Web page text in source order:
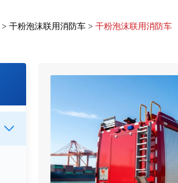
> 干粉泡沫联用消防车 > 干粉泡沫联用消防车